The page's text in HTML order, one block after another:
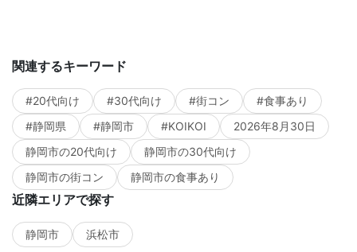
関連するキーワード
#20代向け #30代向け #街コン
#食事あり
#静岡県
#静岡市 #KOIKOI
2026年8月30日
静岡市の20代向け
静岡市の30代向け
静岡市の街コン
静岡市の食事あり
近隣エリアで探す
静岡市 浜松市